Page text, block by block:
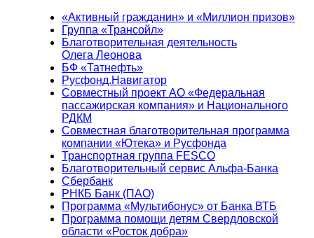
«Активный гражданин» и «Миллион призов»
Группа «Трансойл»
Благотворительная деятельность
Олега Леонова
БФ «Татнефть»
Русфонд.Навигатор
Совместный проект АО «Федеральная
пассажирская компания» и Национального
РДКМ
Совместная благотворительная программа
компании «Ютека» и Русфонда
Транспортная группа FESCO
Благотворительный сервис Альфа-Банка
Сбербанк
РНКБ Банк (ПАО)
Программа «Мультибонус» от Банка ВТБ
Программа помощи детям Свердловской
области «Росток добра»